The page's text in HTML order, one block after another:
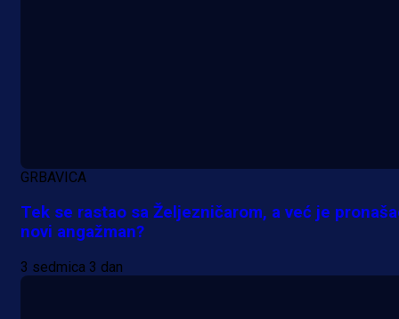
GRBAVICA
Tek se rastao sa Željezničarom, a već je
novi angažman?
3 sedmica 3 dan